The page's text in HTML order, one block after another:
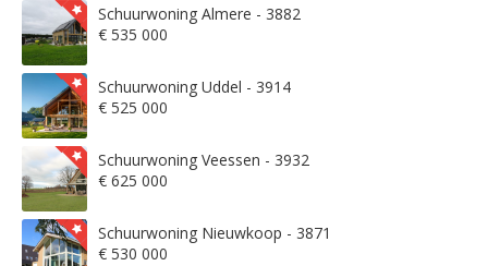
Schuurwoning Almere - 3882
€ 535 000
Schuurwoning Uddel - 3914
€ 525 000
Schuurwoning Veessen - 3932
€ 625 000
Schuurwoning Nieuwkoop - 3871
€ 530 000